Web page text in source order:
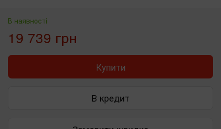
В наявності
19 739 грн
Купити
В кредит